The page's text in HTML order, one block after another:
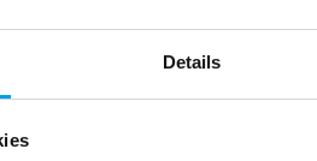
DetailsStart je eigen
Rollercoaster